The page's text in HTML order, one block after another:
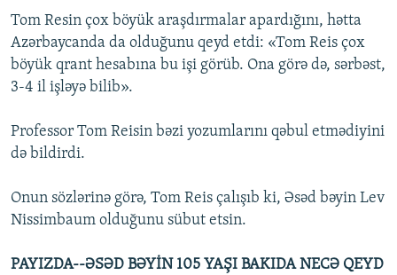
Tom Resin çox böyük araşdırmalar apardığını, hətta
Azərbaycanda da olduğunu qeyd etdi: «Tom Reis çox
böyük qrant hesabına bu işi görüb. Ona görə də, sərbəst,
3-4 il işləyə bilib».
Professor Tom Reisin bəzi yozumlarını qəbul etmədiyini
də bildirdi.
Onun sözlərinə görə, Tom Reis çalışıb ki, Əsəd bəyin Lev
Nissimbaum olduğunu sübut etsin.
PAYIZDA--ƏSƏD BƏYİN 105 YAŞI BAKIDA NECƏ QEYD